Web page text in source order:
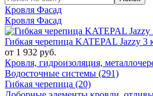
Кровля Фасад
Кровля Фасад
Гибкая черепица KATEPAL Jazzy 3
от 1 932 руб.
Кровля, гидроизоляция,
Водосточные системы (291)
Гибкая черепица (20)